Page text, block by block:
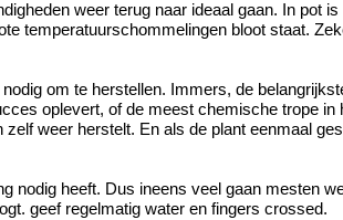
weer terug naar ideaal gaan. In pot
temperatuurschommelingen bloot staat.
om te herstellen. Immers, de
oplevert, of de meest chemische trope
weer herstelt. En als de plant eenmaal
heeft. Dus ineens veel gaan mesten
geef regelmatig water en fingers crossed.